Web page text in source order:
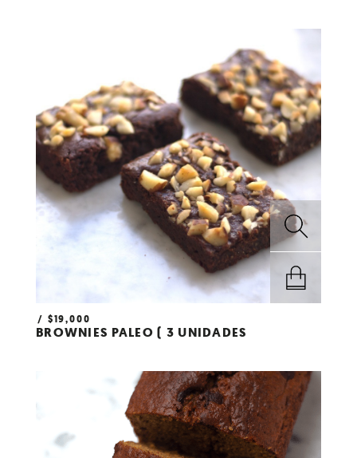
$19,000
BROWNIES PALEO ( 3 UNIDADES